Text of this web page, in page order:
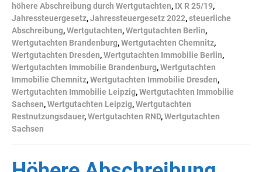
höhere Abschreibung durch Wertgutachten, IX R 25/19,
Jahressteuergesetz,Jahressteuergesetz 2022,steuerliche
Abschreibung,Wertgutachten,Wertgutachten Berlin,
Wertgutachten Brandenburg,Wertgutachten Chemnitz,
Wertgutachten Dresden,Wertgutachten Immobilie Berlin,
Wertgutachten Immobilie Brandenburg,Wertgutachten
Immobilie Chemnitz,Wertgutachten Immobilie Dresden,
Wertgutachten Immobilie Leipzig,Wertgutachten Immobilie
Sachsen,Wertgutachten Leipzig,Wertgutachten
Restnutzungsdauer,Wertgutachten RND,Wertgutachten
Sachsen